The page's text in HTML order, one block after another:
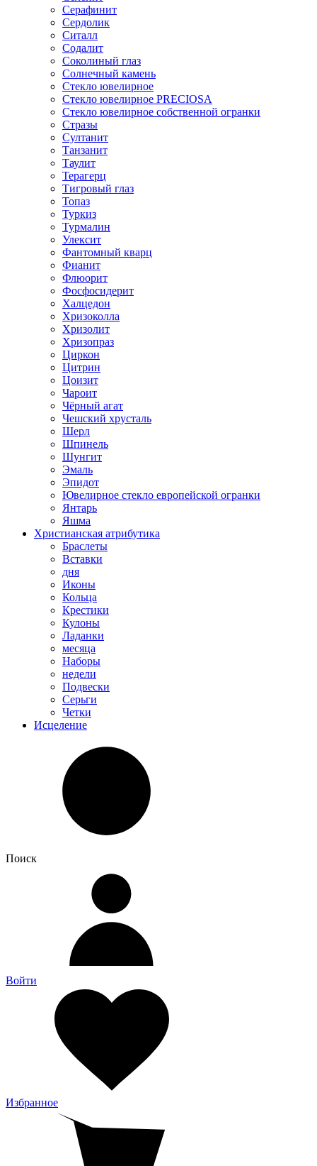
Серафинит
Сердолик
Ситалл
Содалит
Соколиный глаз
Солнечный камень
Стекло ювелирное
Стекло ювелирное PRECIOSA
Стекло ювелирное собственной огранки
Стразы
Султанит
Танзанит
Таулит
Терагерц
Тигровый глаз
Топаз
Туркиз
Турмалин
Улексит
Фантомный кварц
Фианит
Флюорит
Фосфосидерит
Халцедон
Хризоколла
Хризолит
Хризопраз
Циркон
Цитрин
Цоизит
Чароит
Чёрный агат
Чешский хрусталь
Шерл
Шпинель
Шунгит
Эмаль
Эпидот
Ювелирное стекло европейской огранки
Янтарь
Яшма
Христианская атрибутика
Браслеты
Вставки
дня
Иконы
Кольца
Крестики
Кулоны
Ладанки
месяца
Наборы
недели
Подвески
Серьги
Четки
Исцеление
Поиск
Войти
Избранное